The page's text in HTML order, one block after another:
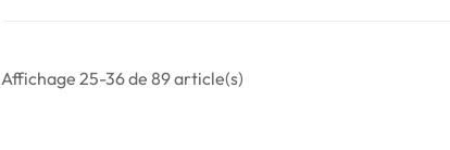
Affichage 25-36 de 89 article(s)